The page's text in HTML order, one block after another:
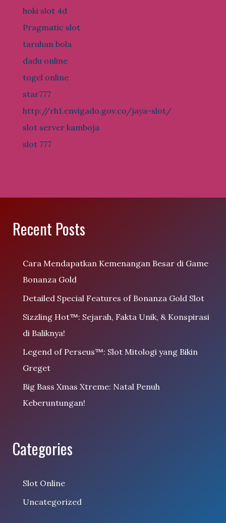
hoki slot 4d
Pragmatic slot
taruhan bola
dadu online
togel online
star777
http://rh1.envigado.gov.co/jaya-slot/
slot server kamboja
slot 777
Recent Posts
Cara Mendapatkan Kemenangan Besar di Game
Bonanza Gold
Detailed Special Features of Bonanza Gold Slot
Sizzling Hot™: Sejarah, Fakta Unik, & Konspirasi
di Baliknya!
Legend of Perseus™: Slot Mitologi yang Bikin
Greget
Big Bass Xmas Xtreme: Natal Penuh
Keberuntungan!
Categories
Slot Online
Uncategorized